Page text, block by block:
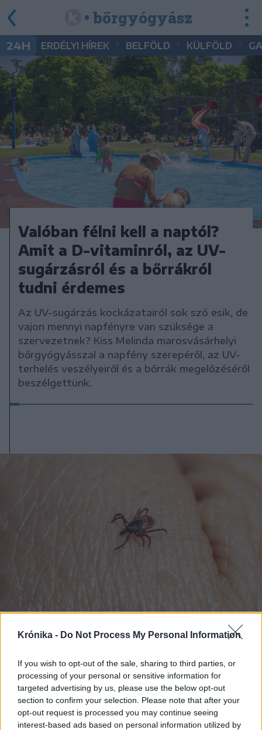
Krónika - Do Not Process My Personal Information
If you wish to opt-out of the sale, sharing to third parties, or
processing of your personal or sensitive information for
targeted advertising by us, please use the below opt-out
section to confirm your selection. Please note that after your
opt-out request is processed you may continue seeing
interest-based ads based on personal information utilized by
• bőrgyógyász
24H ERDÉLYI HÍREK BELFÖLD KÜLFÖLD
Valóban félni kell a naptól?
Amit a D-vitaminról, az UV-
sugárzásról és a bőrrákról
tudni érdemes
Az UV-sugárzás kockázatairól sok szó esik, de
vajon mennyi napfényre van szüksége a
szervezetnek? Kiss Melinda marosvásárhelyi
bőrgyógyásszal a napfény szerepéről, az UV-
terhelés veszélyeiről és a bőrrák megelőzéséről
beszélgettünk.
Kullancsszezonban a védekezés
elengedhetetlen – Kiss Melinda
bőrgyógyász tanácsai
kullancscsípés esetére